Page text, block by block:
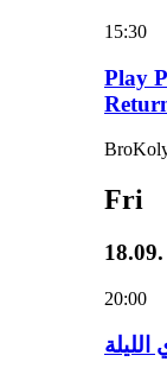
15:30
Play
Fri
18.09.
20:00